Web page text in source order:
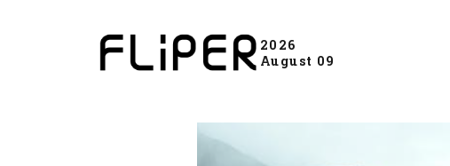
2026
August 09